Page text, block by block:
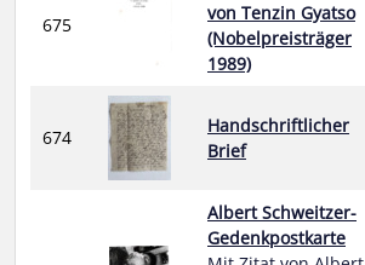
675
von Tenzin Gyatso
(Nobelpreisträger
1989)
674
Handschriftlicher
Brief
Albert Schweitzer-
Gedenkpostkarte